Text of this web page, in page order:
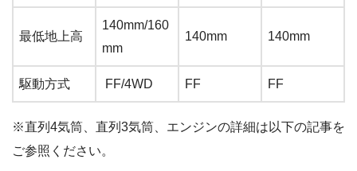
最低地上高
140mm/160
mm
140mm 140mm
駆動方式 FF/4WD FF FF
※直列4気筒、直列3気筒、エンジンの詳細は以下の記事を
ご参照ください。